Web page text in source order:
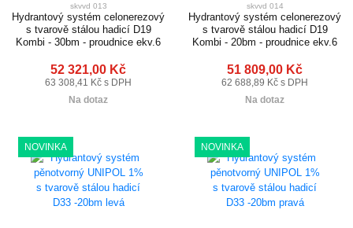
skvvd 013
Hydrantový systém celonerezový
s tvarově stálou hadicí D19
Kombi - 30bm - proudnice ekv.6
52 321,00 Kč
63 308,41 Kč s DPH
Na dotaz
skvvd 014
Hydrantový systém celonerezový
s tvarově stálou hadicí D19
Kombi - 20bm - proudnice ekv.6
51 809,00 Kč
62 688,89 Kč s DPH
Na dotaz
NOVINKA NOVINKA